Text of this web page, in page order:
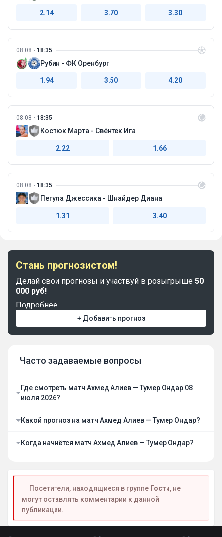
2.14 3.70 3.30
08.08 18:35
Рубин - ФК Оренбург
1.94 3.50 4.20
08.08 18:35
Костюк Марта - Свёнтек Ига
2.22 1.66
08.08 18:35
Пегула Джессика - Шнайдер Диана
1.31 3.40
Стань прогнозистом!
Делай свои прогнозы и участвуй в розыгрыше 50
000 руб!
Подробнее
+ Добавить прогноз
Часто задаваемые вопросы
Где смотреть матч Ахмед Алиев — Тумер Ондар 08
июля 2026?
Какой прогноз на матч Ахмед Алиев — Тумер Ондар?
Когда начнётся матч Ахмед Алиев — Тумер Ондар?
Посетители, находящиеся в группе Гости, не
могут оставлять комментарии к данной
публикации.